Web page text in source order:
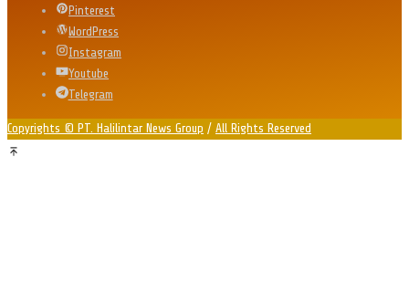
Pinterest
WordPress
Instagram
Youtube
Telegram
Copyrights © PT. Halilintar News Group / All Rights Reserved